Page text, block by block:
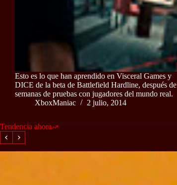
Esto es lo que han aprendido en Visceral Games y
DICE de la beta de Battlefield Hardline, después de
semanas de pruebas con jugadores del mundo real.
XboxManiac
2 julio, 2014
Tendencia ahora